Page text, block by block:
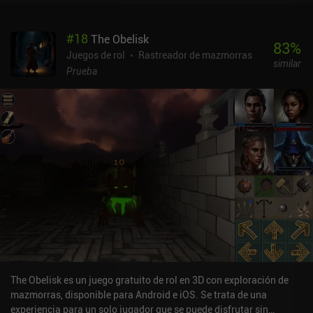
minería y la alquimia, que pueden subir de nivel o verse influidas
por el equipo que equipemos. El lado positivo es que esto añade
una rejugabilidad casi infinita.El sistema de combate por turnos
de nuestras mascotas y compañeros, de los que podemos tener
varios equipados. Me gustó mucho lo rápido que se combatía,
sobre todo cuando tenía más de 3 mascotas equipadas que me
ayudaban a atacar.Los adorables gráficos en 2D son decentes y
los controles funcionan bien, tanto con el D-pad como con la
opción de tocar para moverse. Elona Mobile se monetiza
vendiendo una moneda premium que se puede gastar en comprar
nuevos cosméticos, mascotas y permitirnos progresar más rápido.
Sin embargo, estos iAPs no son estrictamente necesarios para
disfrutar del juego.Para algunos, el juego puede ser demasiado
complejo, pero si has estado buscando un RPG de aventuras
divertido en el que sumergirte cientos de horas, Elona Mobile es
perfecto, ya que no hay ningún sistema de energía o similar que
limite el tiempo que puedes jugar.
#18 The Obelisk
Juegos de rol
Rastreador de mazmorras
Prueba
83%
similar
The Obelisk es un juego gratuito de rol en 3D con exploración de
mazmorras, disponible para Android e iOS. Se trata de una
experiencia para un solo jugador que se puede disfrutar sin